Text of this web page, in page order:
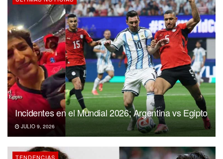
Incidentes en el Mundial 2026; Argentina vs Egipto
JULIO 9, 2026
TENDENCIAS